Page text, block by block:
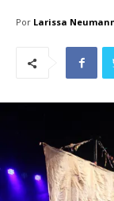
Por Larissa